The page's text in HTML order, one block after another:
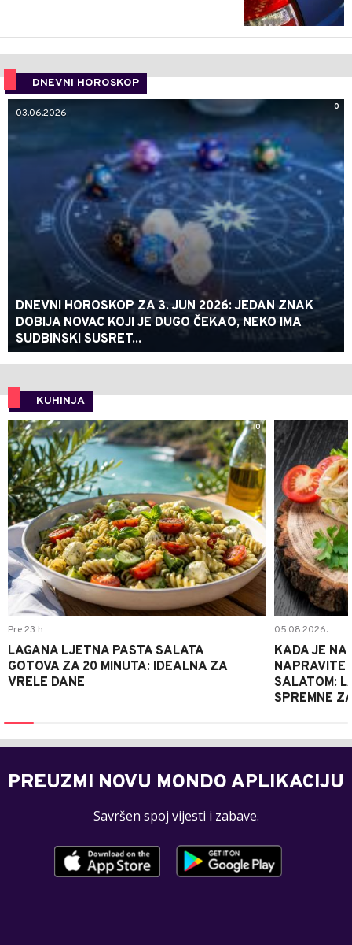
DNEVNI HOROSKOP
0
03.06.2026.
DNEVNI HOROSKOP ZA 3. JUN 2026: JEDAN ZNAK
DOBIJA NOVAC KOJI JE DUGO ČEKAO, NEKO IMA
SUDBINSKI SUSRET...
KUHINJA
0
Pre 23 h
LAGANA LJETNA PASTA SALATA
GOTOVA ZA 20 MINUTA: IDEALNA ZA
VRELE DANE
05.08.2026.
KADA JE
NAPRAVITE
SALATOM:
SPREMNE
PREUZMI NOVU MONDO APLIKACIJU
Savršen spoj vijesti i zabave.